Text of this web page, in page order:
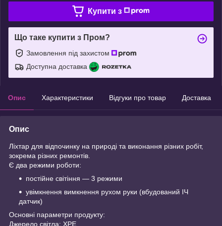
Купити з
Що таке купити з Пром?
Замовлення під захистом
Доступна доставка
Опис Характеристики Відгуки про товар Доставка
Опис
Ліхтар для відпочинку на природі та виконання різних робіт,
зокрема різних ремонтів.
Є два режими роботи:
постійне світіння — 3 режими
увімкнення вимкнення рухом руки (вбудований ІЧ
датчик)
Основні параметри продукту:
Джерело світла: XPE